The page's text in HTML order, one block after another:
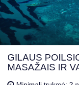
GILAUS
MASAŽAIS IR